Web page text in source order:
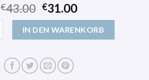
€43.00 €31.00
IN DEN WARENKORB